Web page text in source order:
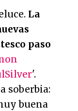
La
paso
'.
soberbia:
buena